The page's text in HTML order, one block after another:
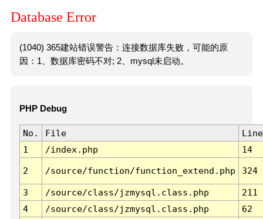
Database Error
(1040) 365建站错误警告：连接数据库失败，可能的原
因：1、数据库密码不对; 2、mysql未启动。
PHP Debug
No. File
Line
1
/index.php 14
2 /source/function/function_extend.php 324
3 /source/class/jzmysql.class.php
211
4
/source/class/jzmysql.class.php
62